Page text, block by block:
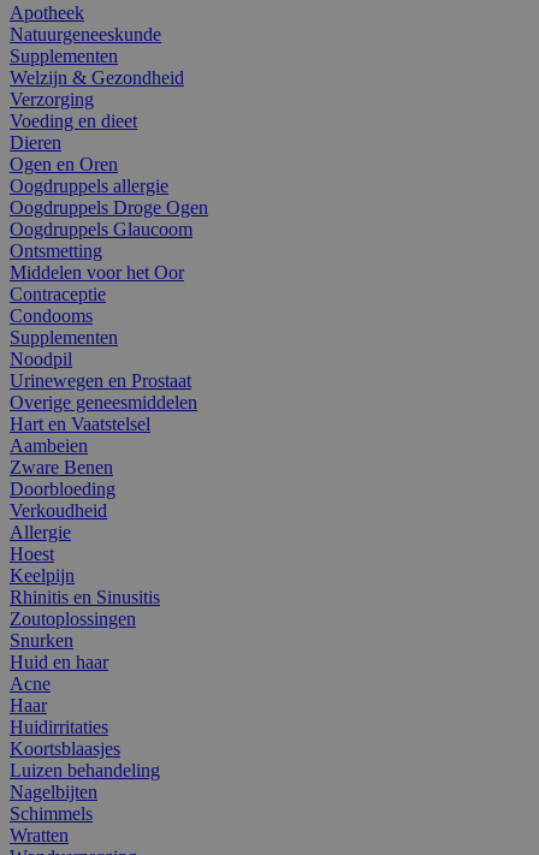
Apotheek
Natuurgeneeskunde
Supplementen
Welzijn & Gezondheid
Verzorging
Voeding en dieet
Dieren
Ogen en Oren
Oogdruppels allergie
Oogdruppels Droge Ogen
Oogdruppels Glaucoom
Ontsmetting
Middelen voor het Oor
Contraceptie
Condooms
Supplementen
Noodpil
Urinewegen en Prostaat
Overige geneesmiddelen
Hart en Vaatstelsel
Aambeien
Zware Benen
Doorbloeding
Verkoudheid
Allergie
Hoest
Keelpijn
Rhinitis en Sinusitis
Zoutoplossingen
Snurken
Huid en haar
Acne
Haar
Huidirritaties
Koortsblaasjes
Luizen behandeling
Nagelbijten
Schimmels
Wratten